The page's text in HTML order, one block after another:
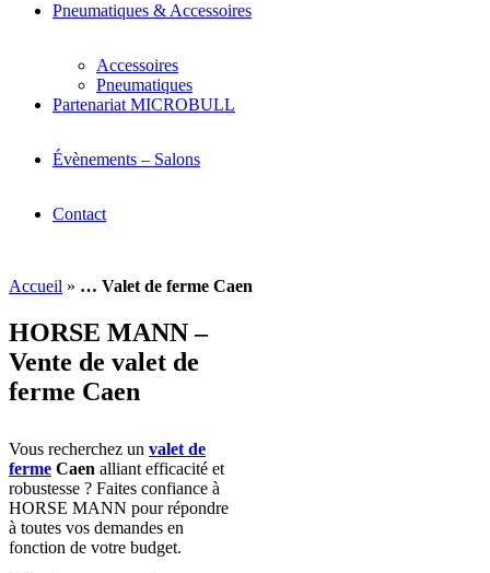
Pneumatiques & Accessoires
Accessoires
Pneumatiques
Partenariat MICROBULL
Évènements – Salons
Contact
Accueil » … Valet de ferme Caen
HORSE MANN –
Vente de valet de
ferme Caen
Vous recherchez un valet de
ferme Caen alliant efficacité et
robustesse ? Faites confiance à
HORSE MANN pour répondre
à toutes vos demandes en
fonction de votre budget.